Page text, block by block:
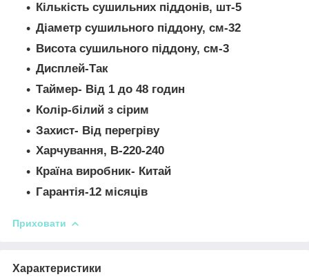
Кількість сушильних піддонів, шт-5
Діаметр сушильного піддону, см-32
Висота сушильного піддону, см-3
Дисплей-Так
Таймер- Від 1 до 48 годин
Колір-білий з сірим
Захист- Від перегріву
Харчування, В-220-240
Країна виробник- Китай
Гарантія-12 місяців
Приховати
Характеристики